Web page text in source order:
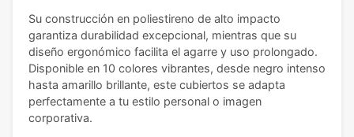
Su construcción en poliestireno de alto impacto
garantiza durabilidad excepcional, mientras que su
diseño ergonómico facilita el agarre y uso prolongado.
Disponible en 10 colores vibrantes, desde negro intenso
hasta amarillo brillante, este cubiertos se adapta
perfectamente a tu estilo personal o imagen
corporativa.